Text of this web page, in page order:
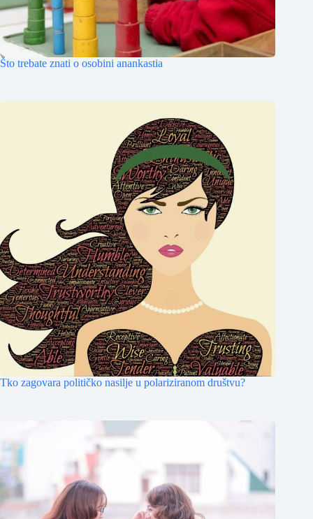
Što trebate znati o osobini anankastia
Tko zagovara političko nasilje u polariziranom društvu?